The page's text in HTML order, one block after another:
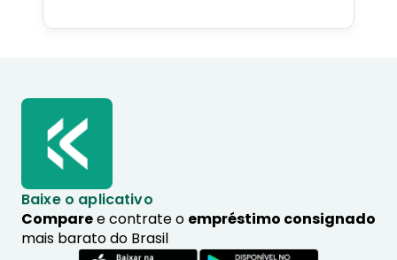
Baixe o aplicativo
Comparee contrate o empréstimo consignado
mais barato do Brasil